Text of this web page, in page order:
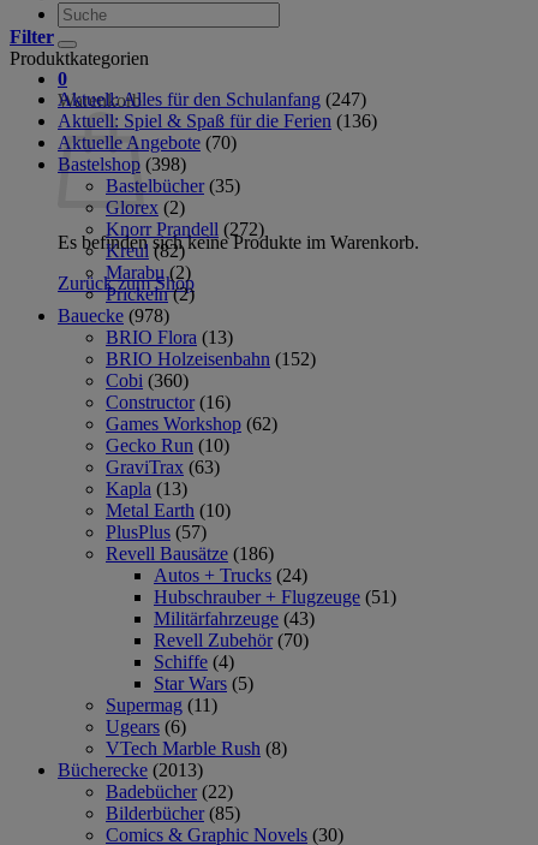
Suche
nach:
0
Warenkorb
Es befinden sich keine Produkte im Warenkorb.
Zurück zum Shop
Filter
Produktkategorien
Aktuell: Alles für den Schulanfang (247)
Aktuell: Spiel & Spaß für die Ferien (136)
Aktuelle Angebote (70)
Bastelshop (398)
Bastelbücher (35)
Glorex (2)
Knorr Prandell (272)
Kreul (82)
Marabu (2)
Prickeln (2)
Bauecke (978)
BRIO Flora (13)
BRIO Holzeisenbahn (152)
Cobi (360)
Constructor (16)
Games Workshop (62)
Gecko Run (10)
GraviTrax (63)
Kapla (13)
Metal Earth (10)
PlusPlus (57)
Revell Bausätze (186)
Autos + Trucks (24)
Hubschrauber + Flugzeuge (51)
Militärfahrzeuge (43)
Revell Zubehör (70)
Schiffe (4)
Star Wars (5)
Supermag (11)
Ugears (6)
VTech Marble Rush (8)
Bücherecke (2013)
Badebücher (22)
Bilderbücher (85)
Comics & Graphic Novels (30)